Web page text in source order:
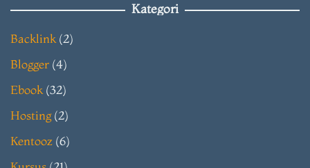
Kategori
Backlink (2)
Blogger (4)
Ebook (32)
Hosting(2)
Kentooz (6)